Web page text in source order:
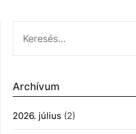
Archívum
2026. július (2)